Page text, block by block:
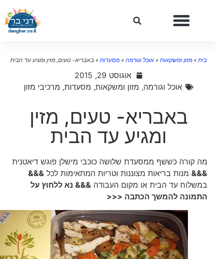
»מזון ומשקאות»אוכל וגורמה»מסעדות»באבריא- טעים, מזין ומגיע עד הבית
אוגוסט 29, 2015
אוכל וגורמה,מזון ומשקאות,מסעדות,מרכיבי מזון
באבריא- טעים, מזין
ומגיע עד הבית
מה קורה כששף ממסעדת שלושה כוכבי מישלן פוגש דיאטנית
&&&מנות בריאות מצוננות וטריות המתאימות לכל&&&
במשלוח עד הבית או מקום העבודה&&& נא ללחוץ על
התמונה להמשך הכתבה <<<